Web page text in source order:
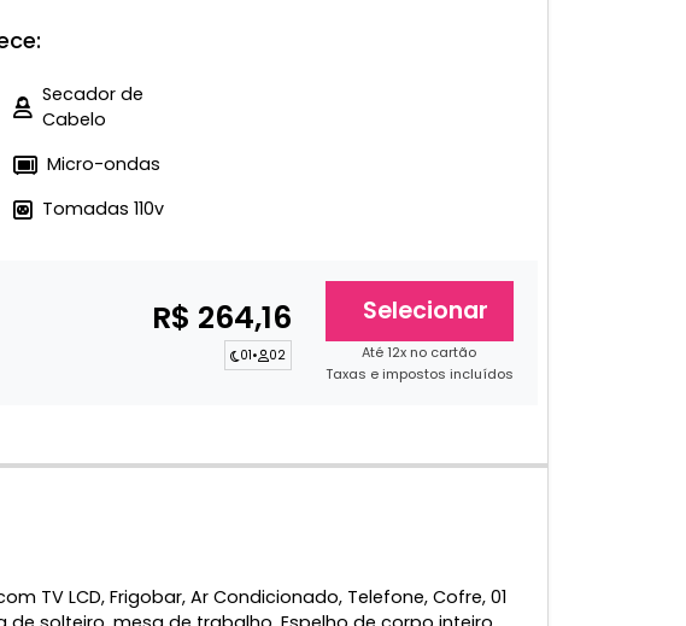
Secador de
Cabelo
Micro-ondas
Tomadas 110v
R$ 264,16
01• 02
Selecionar
Até 12x no cartão
Taxas e impostos incluídos
TV LCD, Frigobar, Ar Condicionado, Telefone, Cofre, 01